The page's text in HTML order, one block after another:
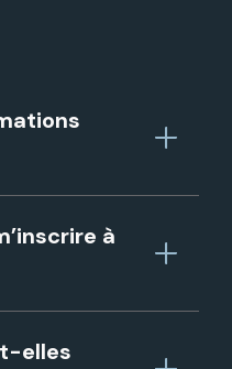
à
elles